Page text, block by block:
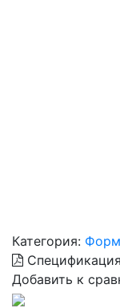
Категория:
Добавить к